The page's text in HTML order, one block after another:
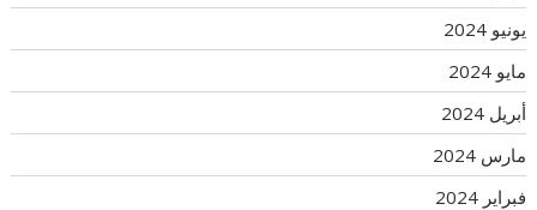
يونيو 2024
مايو 2024
أبريل 2024
مارس 2024
فبراير 2024